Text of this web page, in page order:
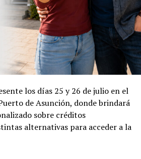
los días 25 y 26 de julio en el
de Asunción, donde brindará
sobre créditos
alternativas para acceder a la